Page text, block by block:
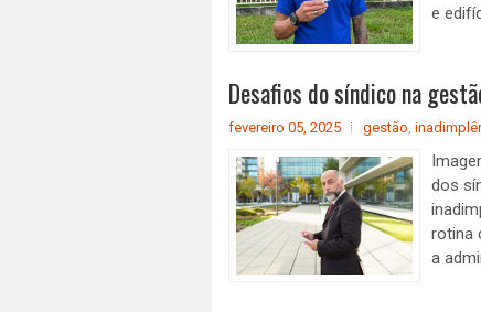
e
Desafios do síndico na
fevereiro 05, 2025 gestão,
dos
rotina
a